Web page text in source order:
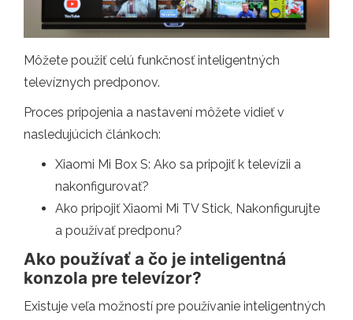
Môžete použiť celú funkčnosť inteligentných
televíznych predponov.
Proces pripojenia a nastavení môžete vidieť v
nasledujúcich článkoch:
Xiaomi Mi Box S: Ako sa pripojiť k televízii a
nakonfigurovať?
Ako pripojiť Xiaomi Mi TV Stick, Nakonfigurujte
a používať predponu?
Ako používať a čo je inteligentná
konzola pre televízor?
Existuje veľa možností pre používanie inteligentných